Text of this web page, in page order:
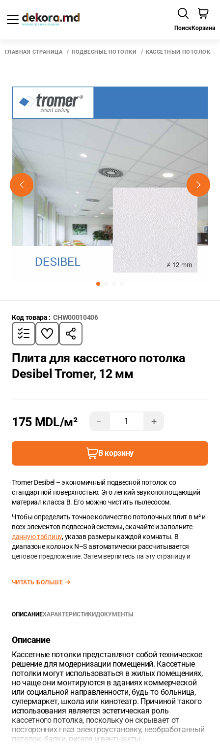
ПоискКорзина
ГЛАВНАЯ СТРАНИЦА ПОДВЕСНЫЕ ПОТОЛКИ КАССЕТНЫЙ ПОТОЛОК
Код товара : CHW00010406
Плита для кассетного потолка
Desibel Tromer, 12 мм
175 MDL/м² − +
В корзину
Tromer Desibel – экономичный подвесной потолок со
стандартной поверхностью. Это легкий звукопоглощающий
материал класса B. Его можно чистить пылесосом.
Чтобы определить точное количество потолочных плит в м² и
всех элементов подвесной системы, скачайте и заполните
данную таблицу, указав размеры каждой комнаты. В
диапазоне колонок N–S автоматически рассчитывается
ценовое предложение. Затем вернитесь на эту страницу и
ЧИТАТЬ БОЛЬШЕ
ОПИСАНИЕХАРАКТЕРИСТИКИДОКУМЕНТЫ
Описание
Кассетные потолки представляют собой техническое
решение для модернизации помещений. Кассетные
потолки могут использоваться в жилых помещениях,
но чаще они монтируются в зданиях коммерческой
или социальной направленности, будь то больница,
супермаркет, школа или кинотеатр. Причиной такого
использования является эстетическая роль
кассетного потолка, поскольку он скрывает от
посторонних глаз электроустановку, необработанный
потолок, балки, ригеля и вентшахты.